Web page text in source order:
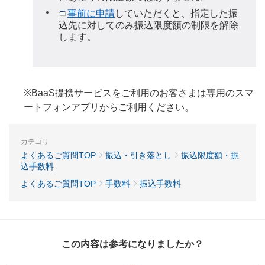
事前に申請していただくと、指定した振
込先に対してのみ振込限度額の制限を解除
します。
※BaaS提携サービスをご利用のお客さまは専用のスマ
ートフォンアプリからご利用ください。
カテゴリ
よくあるご質問TOP 振込・引き落とし
振込限度額・振
込手数料
よくあるご質問TOP
手数料 振込手数料
この内容は参考になりましたか？